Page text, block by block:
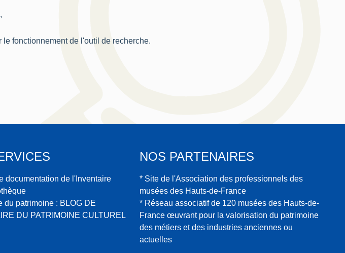
fonctionnement de l'outil de recherche.
documentation de l'Inventaire
du patrimoine : BLOG DE
DU PATRIMOINE CULTUREL
NOS PARTENAIRES
* Site de l'Association des professionnels des
musées des Hauts-de-France
* Réseau associatif de 120 musées des Hauts-de-
France œuvrant pour la valorisation du patrimoine
des métiers et des industries anciennes ou
actuelles